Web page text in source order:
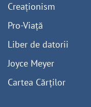
Creaționism
Pro-Viață
Liber de datorii
Joyce Meyer
Cartea Cărților